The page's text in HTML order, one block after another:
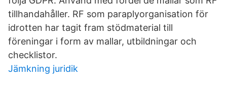
tillhandahåller. RF som paraplyorganisation för
idrotten har tagit fram stödmaterial till
föreningar i form av mallar, utbildningar och
checklistor.
Jämkning juridik